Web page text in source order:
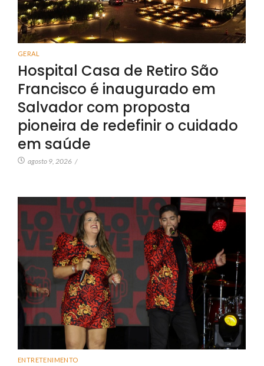
GERAL
Hospital Casa de Retiro São
Francisco é inaugurado em
Salvador com proposta
pioneira de redefinir o cuidado
em saúde
agosto 9, 2026 /
ENTRETENIMENTO